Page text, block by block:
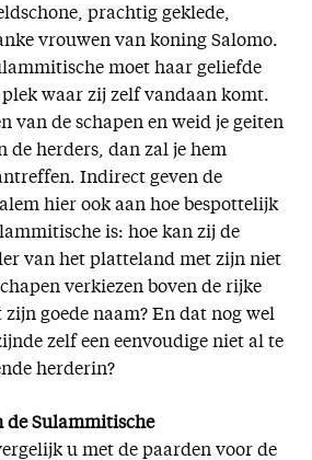
prachtig geklede,
vrouwen van koning Salomo.
moet haar geliefde
plek waar zij zelf vandaan komt.
van de schapen en weid je geiten
de herders, dan zal je hem
Indirect geven de
hier ook aan hoe bespottelijk
is: hoe kan zij de
van het platteland met zijn niet
verkiezen boven de rijke
goede naam? En dat nog wel
zelf een eenvoudige niet al te
herderin?
de Sulammitische
u met de paarden voor de